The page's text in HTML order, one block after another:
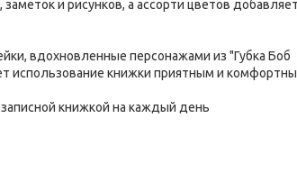
и рисунков, а ассорти цветов
вдохновленные персонажами из "Губка Боб
использование книжки приятным и
книжкой на каждый день